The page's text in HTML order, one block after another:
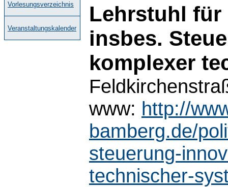
Vorlesungsverzeichnis
Veranstaltungskalender
Lehrstuhl
insbes.
komplexer
www: http://
bamberg.de/
steuerung-
technischer-